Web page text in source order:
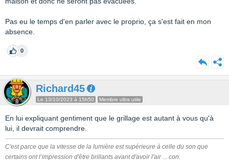
Pas eu le temps d'en parler avec le proprio, ça s'est fait en mon
absence.
0
Richard45
Le 13/10/2023 à 15h50 Membre ultra utile
En lui expliquant gentiment que le grillage est autant à vous qu'à
lui, il devrait comprendre.
C'est parce que la vitesse de la lumière est supérieure à celle du son que
certains ont l’impression d'être brillants avant d'avoir l'air ... con.